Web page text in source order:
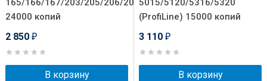
165/166/167/203/205/206/207/237
24000 копий
2 850 ₽
В корзину
5015/5120/5316/5320
(ProfiLine) 15000 копий
3 110 ₽
В корзину